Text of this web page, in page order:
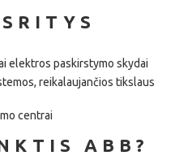
elektros paskirstymo skydai
reikalaujančios tikslaus
centrai
ABB?